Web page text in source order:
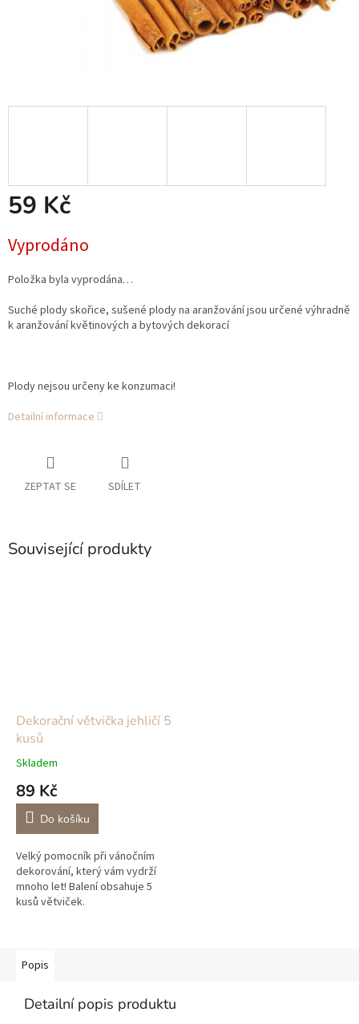
59 Kč
cena:
Vyprodáno
Položka byla vyprodána…
Suché plody skořice, sušené plody na aranžování jsou určené výhradně
k aranžování květinových a bytových dekorací
Plody nejsou určeny ke konzumaci!
Detailní informace
ZEPTAT SE SDÍLET
Související produkty
Dekorační větvička jehličí 5
kusů
Skladem
89 Kč
Do košíku
Velký pomocník při vánočním
dekorování, který vám vydrží
mnoho let! Balení obsahuje 5
kusů větviček.
Popis
Detailní popis produktu